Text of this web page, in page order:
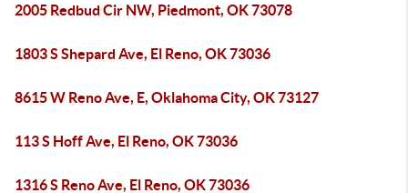
2005 Redbud Cir NW, Piedmont, OK 73078
1803 S Shepard Ave, El Reno, OK 73036
8615 W Reno Ave, E, Oklahoma City, OK 73127
113 S Hoff Ave, El Reno, OK 73036
1316 S Reno Ave, El Reno, OK 73036